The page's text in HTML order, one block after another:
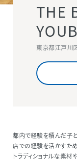
THE
東京都江戸川
都内で経験を積んだ子
店での経験を活かすた
トラディショナルな素材